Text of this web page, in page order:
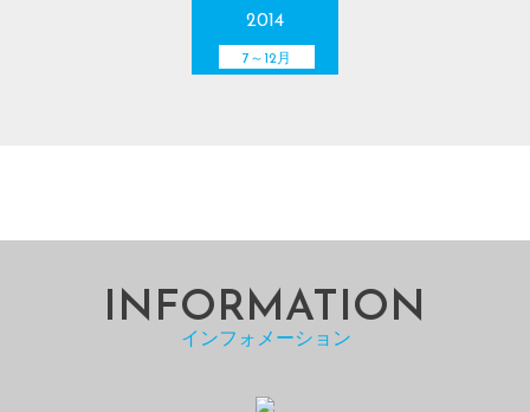
2014
7～12月
INFORMATION
インフォメーション